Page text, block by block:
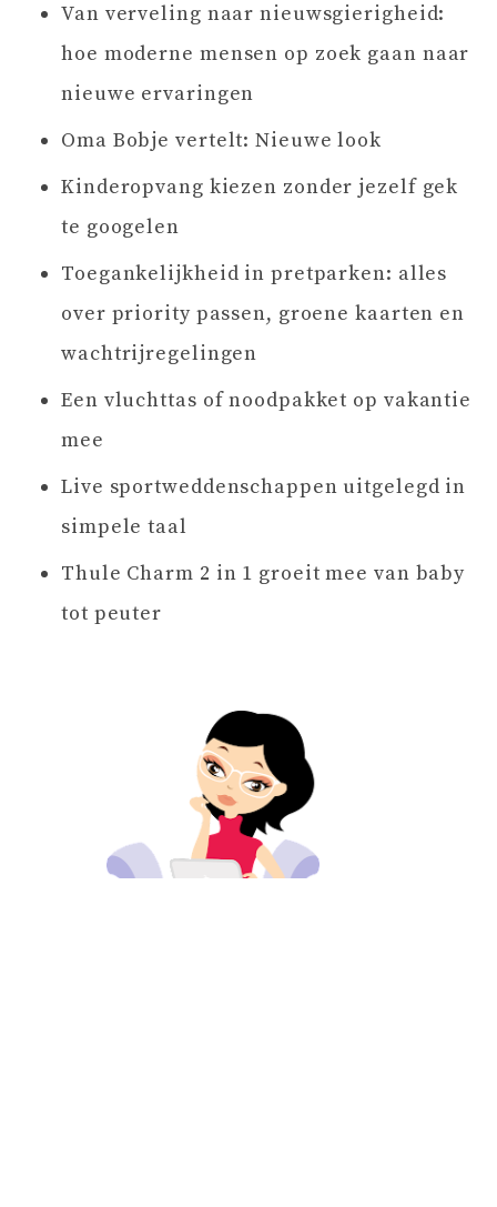
Van verveling naar nieuwsgierigheid:
hoe moderne mensen op zoek gaan naar
nieuwe ervaringen
Oma Bobje vertelt: Nieuwe look
Kinderopvang kiezen zonder jezelf gek
te googelen
Toegankelijkheid in pretparken: alles
over priority passen, groene kaarten en
wachtrijregelingen
Een vluchttas of noodpakket op vakantie
mee
Live sportweddenschappen uitgelegd in
simpele taal
Thule Charm 2 in 1 groeit mee van baby
tot peuter